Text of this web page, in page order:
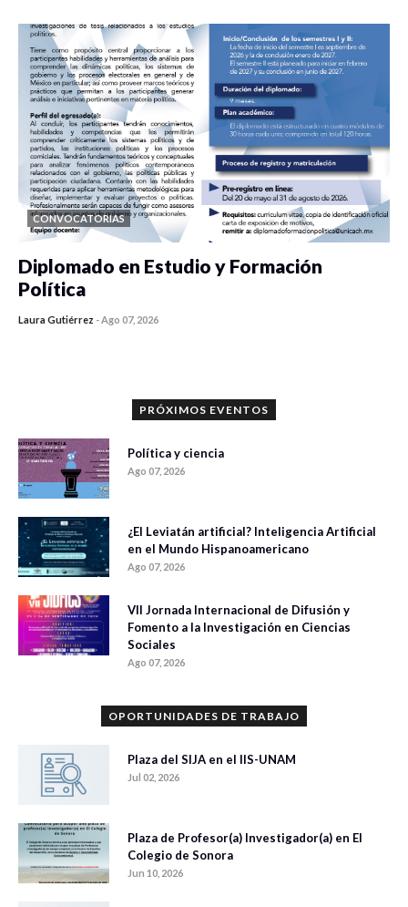
CONVOCATORIAS
Diplomado en Estudio y Formación
Política
Laura Gutiérrez -Ago 07, 2026
PRÓXIMOS EVENTOS
Política y ciencia
Ago 07, 2026
¿El Leviatán artificial? Inteligencia Artificial
en el Mundo Hispanoamericano
Ago 07, 2026
VII Jornada Internacional de Difusión y
Fomento a la Investigación en Ciencias
Sociales
Ago 07, 2026
OPORTUNIDADES DE TRABAJO
Plaza del SIJA en el IIS-UNAM
Jul 02, 2026
Plaza de Profesor(a) Investigador(a) en El
Colegio de Sonora
Jun 10, 2026